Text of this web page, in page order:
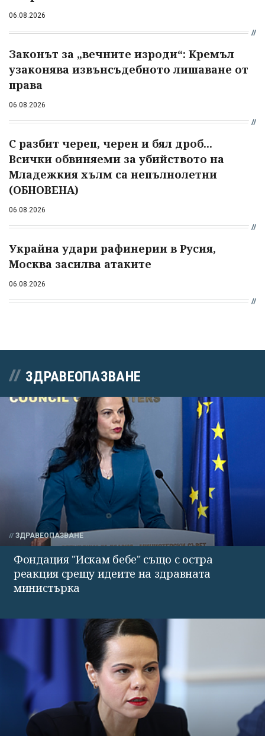
06.08.2026
Законът за „вечните изроди“: Кремъл
узаконява извънсъдебното лишаване от
права
06.08.2026
С разбит череп, черен и бял дроб...
Всички обвиняеми за убийството на
Младежкия хълм са непълнолетни
(ОБНОВЕНА)
06.08.2026
Украйна удари рафинерии в Русия,
Москва засилва атаките
06.08.2026
ЗДРАВЕОПАЗВАНЕ
ЗДРАВЕОПАЗВАНЕ
Фондация "Искам бебе" също с остра
реакция срещу идеите на здравната
министърка